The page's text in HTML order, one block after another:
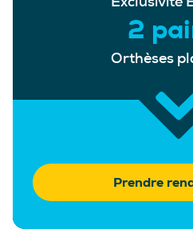
2
Orthèses
Prendre